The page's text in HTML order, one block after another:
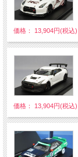
価格： 13,904円(税込)
価格： 13,904円(税込)